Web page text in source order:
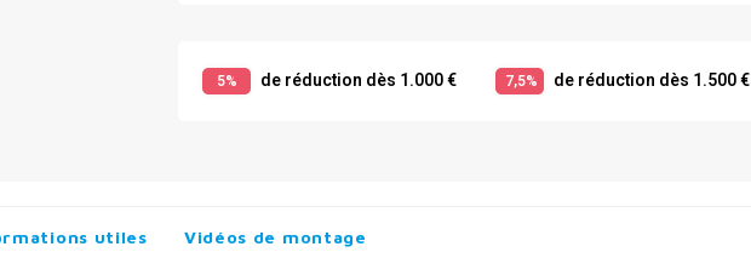
5% de réduction dès 1.000 € 7,5% de réduction dès 1.500 €
utiles Vidéos de montage